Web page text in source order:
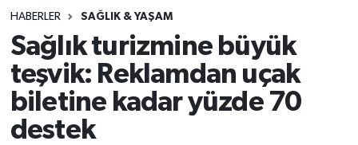
HABERLER SAĞLIK & YAŞAM
Sağlık turizmine büyük
teşvik: Reklamdan uçak
biletine kadar yüzde 70
destek
Bilim & Teknoloji
Bölge
EĞİTİM
Ekonomi
Antalya Namaz Vakitleri
Antalya Trafik Yoğunluk Haritası
Süper Lig Puan Durumu ve Fikstür
Tüm Manşetler